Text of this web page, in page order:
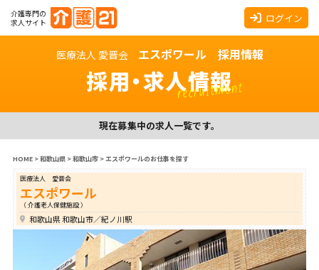
介護専門の
求人サイト
ログイン
医療法人 愛晋会 エスポワール 採用情報
採用・求人情報
recruitment
現在募集中の求人一覧です。
HOME>和歌山県>和歌山市>エスポワールのお仕事を探す
医療法人 愛晋会
エスポワール
（ 介護老人保健施設 ）
和歌山県 和歌山市／紀ノ川駅